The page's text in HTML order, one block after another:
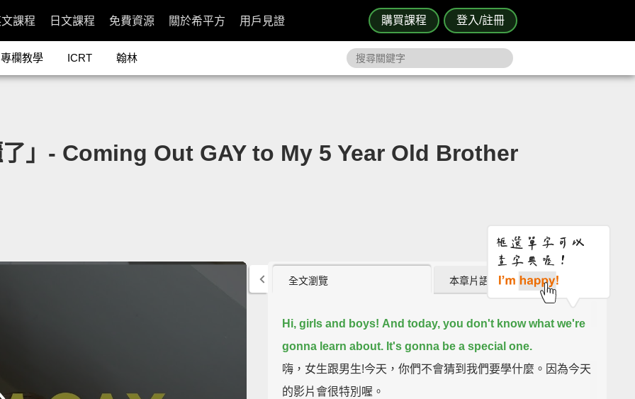
購買課程 登入/註冊
課程 日文課程 免費資源 關於希平方 用戶見證
專欄教學 ICRT 翰林
」- Coming Out GAY to My 5 Year Old Brother
全文瀏覽 本章片語 (0)
Hi, girls and boys! And today, you don't know what we're
gonna learn about. It's gonna be a special one.
嗨，女生跟男生!今天，你們不會猜到我們要學什麼。因為今天
的影片會很特別喔。